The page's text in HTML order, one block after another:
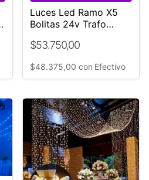
Luces Led Ramo X5
Bolitas 24v Trafo
Luces Blanco Cálido
$53.750,00
$48.375,00 con Efectivo
2 1/8